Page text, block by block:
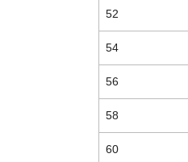
52
54
56
58
60